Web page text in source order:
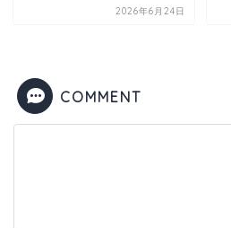
2026年6月24日
COMMENT